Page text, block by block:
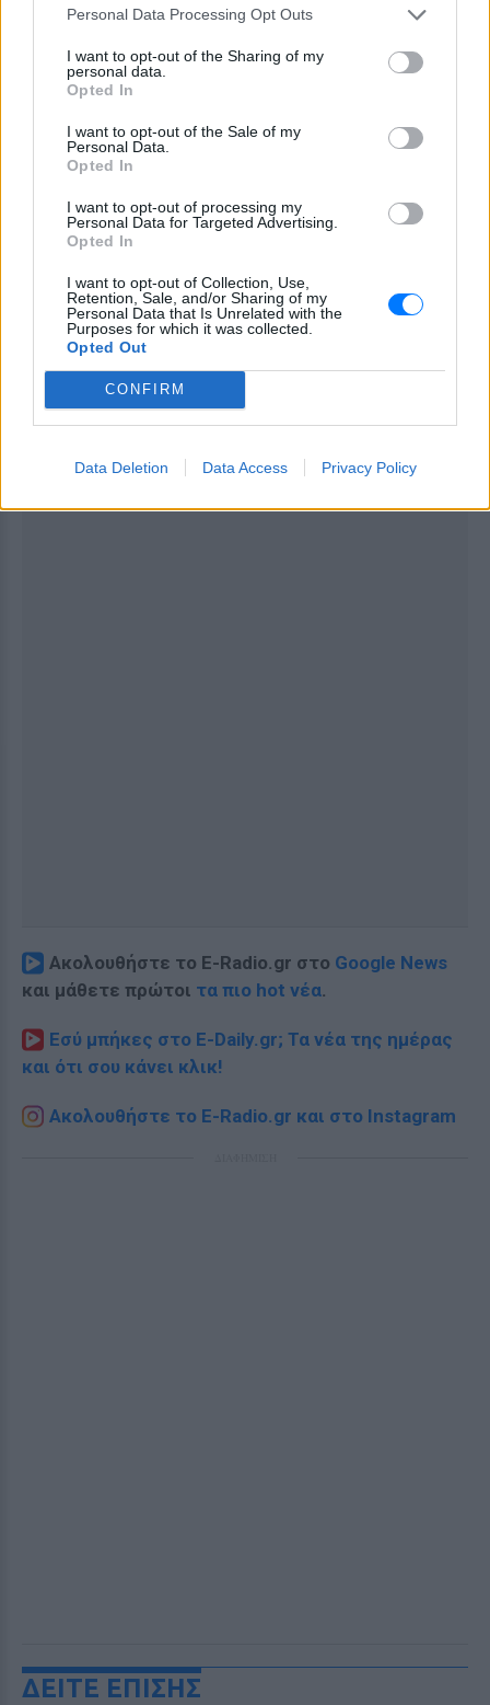
Personal Data Processing Opt Outs
I want to opt-out of the Sharing of my
personal data.
Opted In
I want to opt-out of the Sale of my
Personal Data.
Opted In
I want to opt-out of processing my
Personal Data for Targeted Advertising.
Opted In
I want to opt-out of Collection, Use,
Retention, Sale, and/or Sharing of my
Personal Data that Is Unrelated with the
Purposes for which it was collected.
Opted Out
CONFIRM
Data Deletion Data Access Privacy Policy
Ο νέος δήμαρχος Αθηναίων, Χάρης Δούκας έχει
επιλέξει να κρατήσει την προσωπική ζωή του
μακριά από τα φώτα της δημοσιότητας, γι’ αυτό
μέχρι και τις εκλογές δεν γνωρίζαμε τίποτα για
εκείνον όσον αφορά τα προσωπικά του.
Μετά την ανακοίνωση των αποτελεσμάτων, πολλοί
πρόσεξαν μια μελαχρινή καλλονή πίσω από το νέο
δήμαρχο Αθηναίων, αλλά κανείς δεν κατάλαβε ποια
ήταν, καθώς δεν είχε γίνει γνωστό ότι πρόκειται
για την σύντροφό του.
ΔΙΑΦΗΜΙΣΗ
Ακολουθήστε το E-Radio.gr στο Google News
και μάθετε πρώτοι τα πιο hot νέα.
Εσύ μπήκες στο E-Daily.gr; Τα νέα της ημέρας
και ότι σου κάνει κλικ!
Ακολουθήστε το E-Radio.gr και στο Instagram
ΔΕΙΤΕ ΕΠΙΣΗΣ